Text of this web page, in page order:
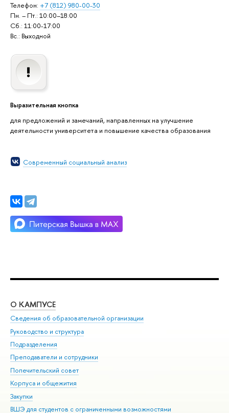
Телефон: +7 (812) 980-00-30
Пн. – Пт.: 10:00–18:00
Сб.: 11:00-17:00
Вс.: Выходной
Выразительная кнопка
для предложений и замечаний, направленных на улучшение
деятельности университета и повышение качества образования
Современный социальный анализ
О КАМПУСЕ
Сведения об образовательной организации
Руководство и структура
Подразделения
Преподаватели и сотрудники
Попечительский совет
Корпуса и общежития
Закупки
ВШЭ для студентов с ограниченными возможностями